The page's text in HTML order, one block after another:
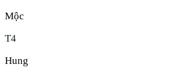
Mộc
T4
Hung